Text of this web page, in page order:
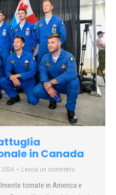
in Canada
Lascia un commento
tornate in America e